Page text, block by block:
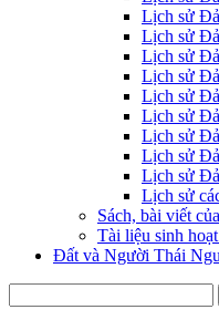
Lịch sử
Lịch sử
Lịch sử
Lịch sử
Lịch sử
Lịch sử
Lịch sử
Lịch sử
Lịch sử
Lịch sử
Sách, bài viết
Tài liệu sinh
Đất và Người Thái